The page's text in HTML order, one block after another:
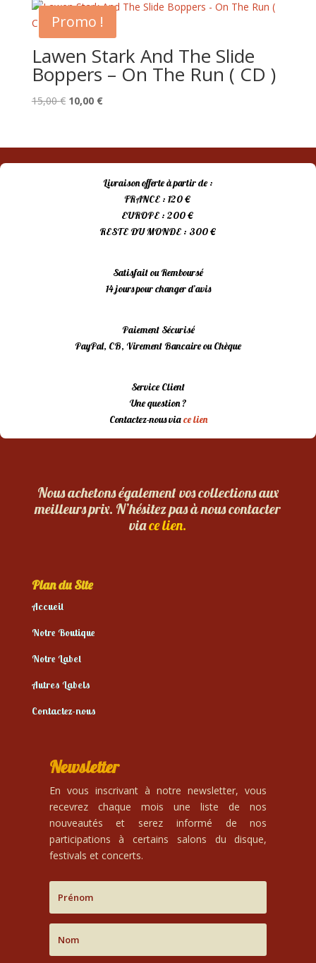
Promo !
Lawen Stark And The Slide
Boppers – On The Run ( CD )
15,00€ Le
était :
15,00 €.
10,00 €Le
est :
10,00 €.
Livraison offerte à partir de :
FRANCE : 120 €
EUROPE : 200 €
RESTE DU MONDE : 300 €
Satisfait ou Remboursé
14 jours pour changer d’avis
Paiement Sécurisé
PayPal, CB, Virement Bancaire ou Chèque
Service Client
Une question ?
Contactez-nous viace lien
Nous achetons également vos collections aux
meilleurs prix. N’hésitez pas à nous contacter
viace lien.
Plan du Site
Accueil
Notre Boutique
Notre Label
Autres Labels
Contactez-nous
Newsletter
En vous inscrivant à notre newsletter, vous
recevrez chaque mois une liste de nos
nouveautés et serez informé de nos
participations à certains salons du disque,
festivals et concerts.